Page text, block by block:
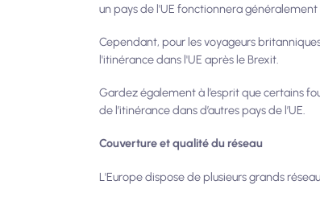
un pays de l'UE fonctionnera
Cependant, pour les voyageurs
l'itinérance dans l'UE après le Brexit.
Gardez également à l’esprit que certains
de l’itinérance dans d’autres pays de l’UE.
Couverture et qualité du réseau
L'Europe dispose de plusieurs grands